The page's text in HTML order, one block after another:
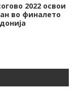
2022 освои
во финалето